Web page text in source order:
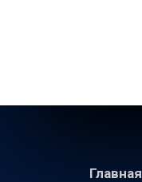
Главная